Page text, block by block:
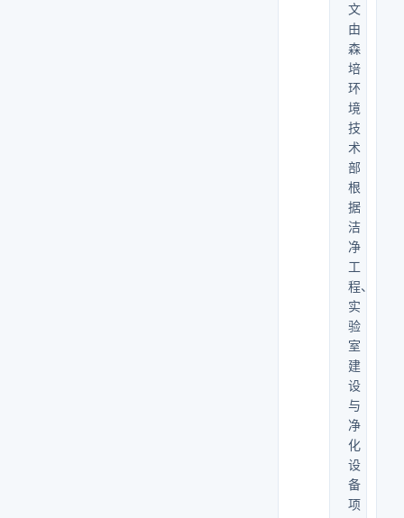
文
由
森
培
环
境
技
术
部
根
据
洁
净
工
程、
实
验
室
建
设
与
净
化
设
备
项